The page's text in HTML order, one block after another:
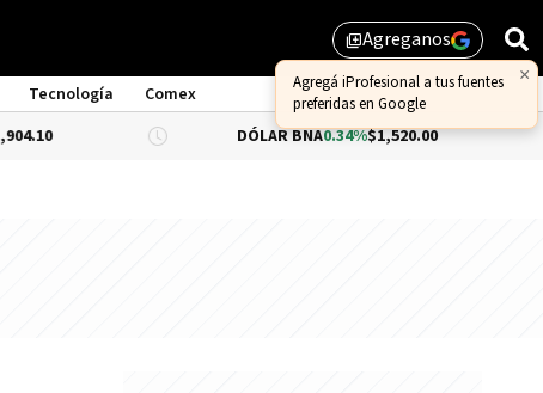
library_addAgreganos
Tecnología
Comex
DÓLAR BNA 0.34%$1,520.00 DÓLAR